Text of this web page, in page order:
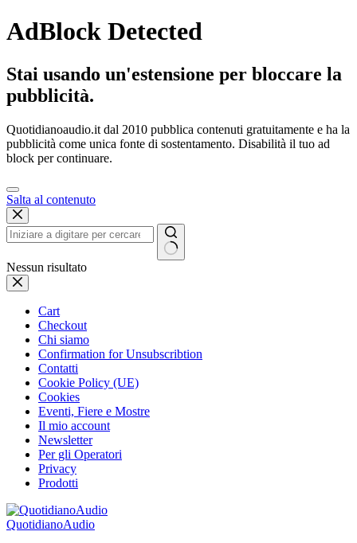
AdBlock Detected
Stai usando un'estensione per bloccare la
pubblicità.
Quotidianoaudio.it dal 2010 pubblica contenuti gratuitamente e ha la
pubblicità come unica fonte di sostentamento. Disabilità il tuo ad
block per continuare.
Salta al contenuto
Nessun risultato
Cart
Checkout
Chi siamo
Confirmation for Unsubscribtion
Contatti
Cookie Policy (UE)
Cookies
Eventi, Fiere e Mostre
Il mio account
Newsletter
Per gli Operatori
Privacy
Prodotti
QuotidianoAudio